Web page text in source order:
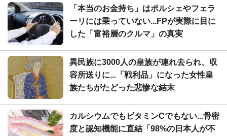
「本当のお金持ち」はポルシェやフェラ
ーリには乗っていない...FPが実際に目に
した「富裕層のクルマ」の真実
異民族に3000人の皇族が連れ去られ、収
容所送りに...「戦利品」になった女性皇
族たちがたどった悲惨な結末
カルシウムでもビタミンCでもない...骨密
度と認知機能に直結「98%の日本人が不